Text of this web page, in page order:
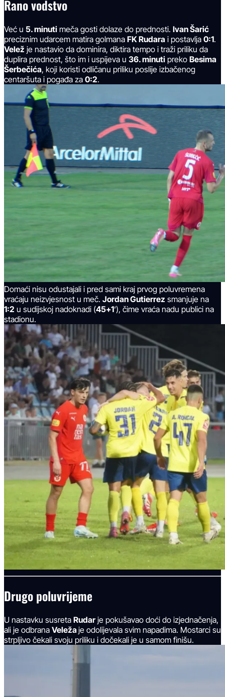
Rano vodstvo
Već u 5. minuti meča gosti dolaze do prednosti. Ivan Šarić
preciznim udarcem matira golmana FK Rudara i postavlja 0:1.
Velež je nastavio da dominira, diktira tempo i traži priliku da
duplira prednost, što im i uspijeva u 36. minuti preko Besima
Šerbečića, koji koristi odličanu priliku poslije izbačenog
centaršuta i pogađa za 0:2.
Domaći nisu odustajali i pred sami kraj prvog poluvremena
vraćaju neizvjesnost u meč. Jordan Gutierrez smanjuje na
1:2 u sudijskoj nadoknadi (45+1‘), čime vraća nadu publici na
stadionu.
Drugo poluvrijeme
U nastavku susreta Rudar je pokušavao doći do izjednačenja,
ali je odbrana Veležaje odolijevala svim napadima. Mostarci su
strpljivo čekali svoju priliku i dočekali je u samom finišu.